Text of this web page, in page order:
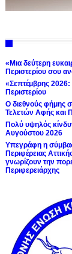
«Μια δεύτερη
Περιστερίου σου
«Σεπτέμβρης
Περιστερίου
Ο διεθνούς φήμης
Τελετών Αφής και
Πολύ υψηλός
Αυγούστου 2026
Υπεγράφη η
Περιφέρειας
γνωρίζουν την
Περιφερειάρχης